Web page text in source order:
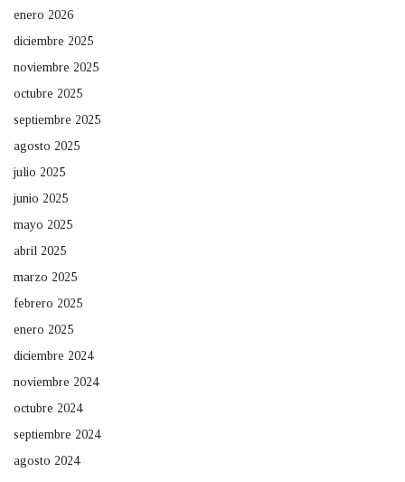
enero 2026
diciembre 2025
noviembre 2025
octubre 2025
septiembre 2025
agosto 2025
julio 2025
junio 2025
mayo 2025
abril 2025
marzo 2025
febrero 2025
enero 2025
diciembre 2024
noviembre 2024
octubre 2024
septiembre 2024
agosto 2024